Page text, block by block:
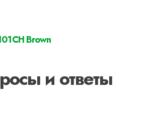
Brown
и ответы